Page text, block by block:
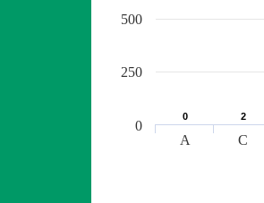
0
0 2
2
A C
0
250
500